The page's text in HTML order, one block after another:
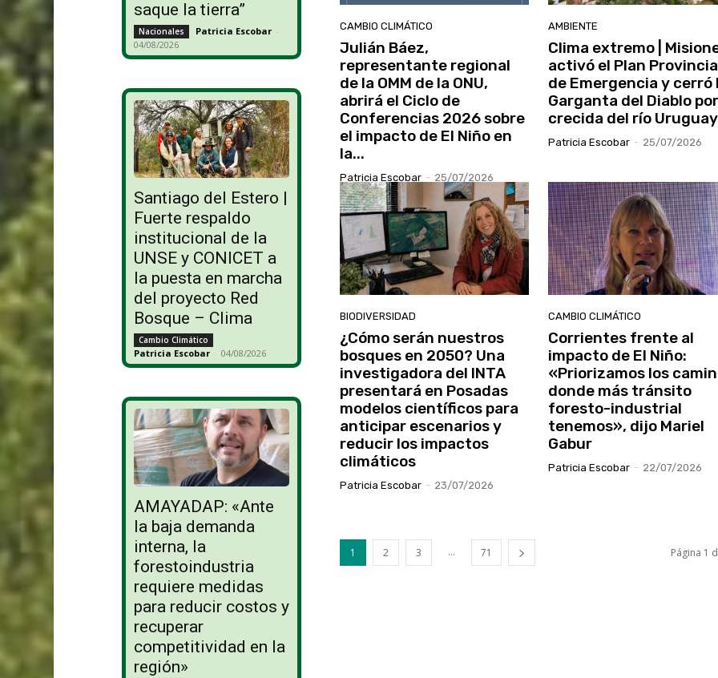
saque la tierra”
Nacionales Patricia Escobar -
04/08/2026
Santiago del Estero |
Fuerte respaldo
institucional de la
UNSE y CONICET a
la puesta en marcha
del proyecto Red
Bosque – Clima
Cambio Climático
Patricia Escobar - 04/08/2026
AMAYADAP: «Ante
la baja demanda
interna, la
forestoindustria
requiere medidas
para reducir costos y
recuperar
competitividad en la
región»
CAMBIO CLIMÁTICO
Julián Báez,
representante regional
de la OMM de la ONU,
abrirá el Ciclo de
Conferencias 2026 sobre
el impacto de El Niño en
la...
Patricia Escobar - 25/07/2026
AMBIENTE
Clima extremo |
activó el Plan
de Emergencia y cerró
Garganta del Diablo
crecida del río Uruguay
Patricia Escobar - 25/07/2026
BIODIVERSIDAD
¿Cómo serán nuestros
bosques en 2050? Una
investigadora del INTA
presentará en Posadas
modelos científicos para
anticipar escenarios y
reducir los impactos
climáticos
Patricia Escobar - 23/07/2026
CAMBIO CLIMÁTICO
Corrientes frente al
impacto de El Niño:
«Priorizamos los
donde más tránsito
foresto-industrial
tenemos», dijo Mariel
Gabur
Patricia Escobar - 22/07/2026
1 2 3 ... 71 Página 1